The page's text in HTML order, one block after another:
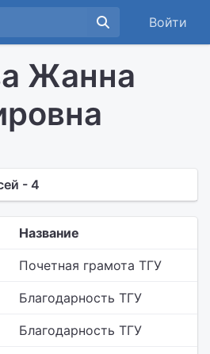
Войти
Жанна
- 4
Название
Почетная грамота ТГУ
Благодарность ТГУ
Благодарность ТГУ